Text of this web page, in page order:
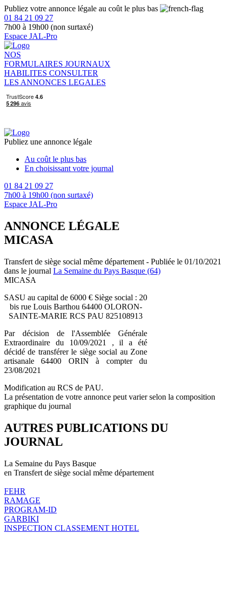
Publiez votre annonce légale au coût le plus bas
01 84 21 09 27
7h00 à 19h00 (non surtaxé)
Espace JAL-Pro
NOS
FORMULAIRES JOURNAUX
HABILITES CONSULTER
LES ANNONCES LEGALES
Publiez une annonce légale
Au coût le plus bas
En choisissant votre journal
01 84 21 09 27
7h00 à 19h00 (non surtaxé)
Espace JAL-Pro
ANNONCE LÉGALE
MICASA
Transfert de siège social même département - Publiée le 01/10/2021
dans le journal La Semaine du Pays Basque (64)
MICASA
SASU au capital de 6000 € Siège social : 20
bis rue Louis Barthou 64400 OLORON-
SAINTE-MARIE RCS PAU 825108913
Par décision de l'Assemblée Générale
Extraordinaire du 10/09/2021 , il a été
décidé de transférer le siège social au Zone
artisanale 64400 ORIN à compter du
23/08/2021
Modification au RCS de PAU.
La présentation de votre annonce peut varier selon la composition
graphique du journal
AUTRES PUBLICATIONS DU
JOURNAL
La Semaine du Pays Basque
en Transfert de siège social même département
FEHR
RAMAGE
PROGRAM-ID
GARBIKI
INSPECTION CLASSEMENT HOTEL